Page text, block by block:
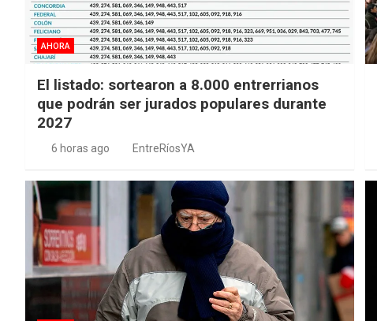
AHORA
El listado: sortearon a 8.000 entrerrianos
que podrán ser jurados populares durante
2027
6 horas ago EntreRíosYA